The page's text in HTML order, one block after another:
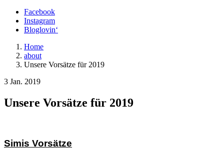
Facebook
Instagram
Bloglovin‘
Home
about
Unsere Vorsätze für 2019
3 Jan. 2019
Unsere Vorsätze für 2019
Simis Vorsätze